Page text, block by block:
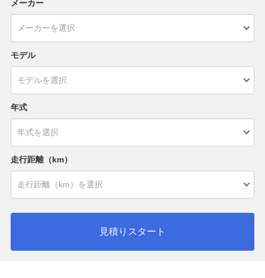
メーカー
モデル
年式
走行距離（km）
見積りスタート